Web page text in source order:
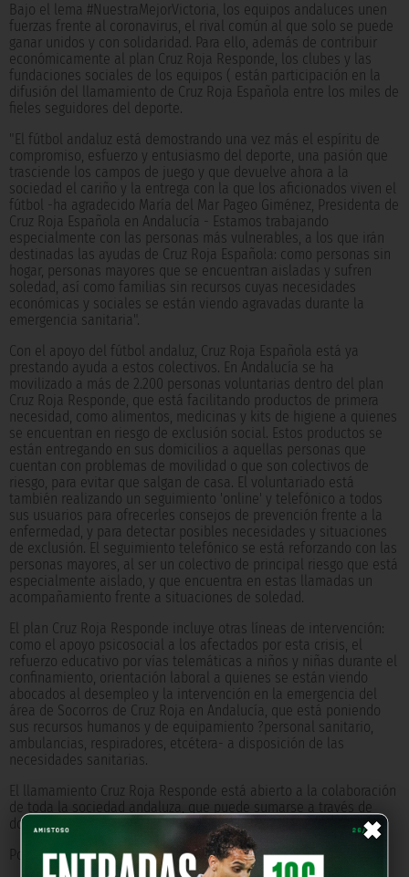
×
Bajo el lema #NuestraMejorVictoria, los equipos andaluces unen
fuerzas frente al coronavirus, el rival común al que solo se puede
ganar unidos y con solidaridad. Para ello, además de contribuir
económicamente al plan Cruz Roja Responde, los clubes y las
fundaciones sociales de los equipos ( están participación en la
difusión del llamamiento de Cruz Roja Española entre los miles de
fieles seguidores del deporte.
"El fútbol andaluz está demostrando una vez más el espíritu de
compromiso, esfuerzo y entusiasmo del deporte, una pasión que
trasciende los campos de juego y que devuelve ahora a la
sociedad el cariño y la entrega con la que los aficionados viven el
fútbol -ha agradecido María del Mar Pageo Giménez, Presidenta de
Cruz Roja Española en Andalucía - Estamos trabajando
especialmente con las personas más vulnerables, a los que irán
destinadas las ayudas de Cruz Roja Española: como personas sin
hogar, personas mayores que se encuentran aisladas y sufren
soledad, así como familias sin recursos cuyas necesidades
económicas y sociales se están viendo agravadas durante la
emergencia sanitaria".
Con el apoyo del fútbol andaluz, Cruz Roja Española está ya
prestando ayuda a estos colectivos. En Andalucía se ha
movilizado a más de 2.200 personas voluntarias dentro del plan
Cruz Roja Responde, que está facilitando productos de primera
necesidad, como alimentos, medicinas y kits de higiene a quienes
se encuentran en riesgo de exclusión social. Estos productos se
están entregando en sus domicilios a aquellas personas que
cuentan con problemas de movilidad o que son colectivos de
riesgo, para evitar que salgan de casa. El voluntariado está
también realizando un seguimiento 'online' y telefónico a todos
sus usuarios para ofrecerles consejos de prevención frente a la
enfermedad, y para detectar posibles necesidades y situaciones
de exclusión. El seguimiento telefónico se está reforzando con las
personas mayores, al ser un colectivo de principal riesgo que está
especialmente aislado, y que encuentra en estas llamadas un
acompañamiento frente a situaciones de soledad.
El plan Cruz Roja Responde incluye otras líneas de intervención:
como el apoyo psicosocial a los afectados por esta crisis, el
refuerzo educativo por vías telemáticas a niños y niñas durante el
confinamiento, orientación laboral a quienes se están viendo
abocados al desempleo y la intervención en la emergencia del
área de Socorros de Cruz Roja en Andalucía, que está poniendo
sus recursos humanos y de equipamiento ?personal sanitario,
ambulancias, respiradores, etcétera- a disposición de las
necesidades sanitarias.
El llamamiento Cruz Roja Responde está abierto a la colaboración
de toda la sociedad andaluza, que puede sumarse a través de
donaciones en los siguientes canales:
Por transferencia bancaria: